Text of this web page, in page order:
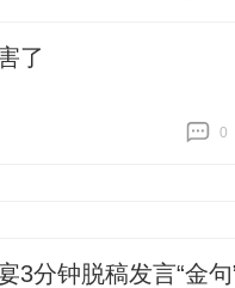
了
0
3分钟脱稿发言“金句